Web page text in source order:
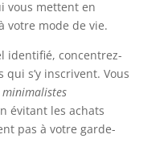
vous mettent en
votre mode de vie.
identifié, concentrez-
qui s’y inscrivent. Vous
évitant les achats
pas à votre garde-